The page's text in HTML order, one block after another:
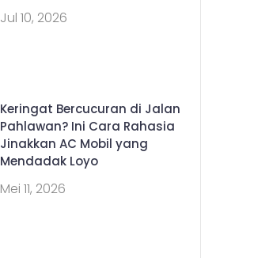
Jul 10, 2026
Keringat Bercucuran di Jalan
Pahlawan? Ini Cara Rahasia
Jinakkan AC Mobil yang
Mendadak Loyo
Mei 11, 2026